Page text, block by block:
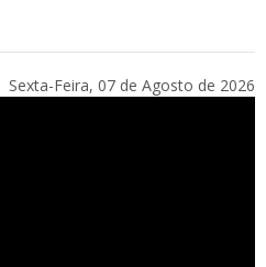
Sexta-Feira, 07 de Agosto de 2026